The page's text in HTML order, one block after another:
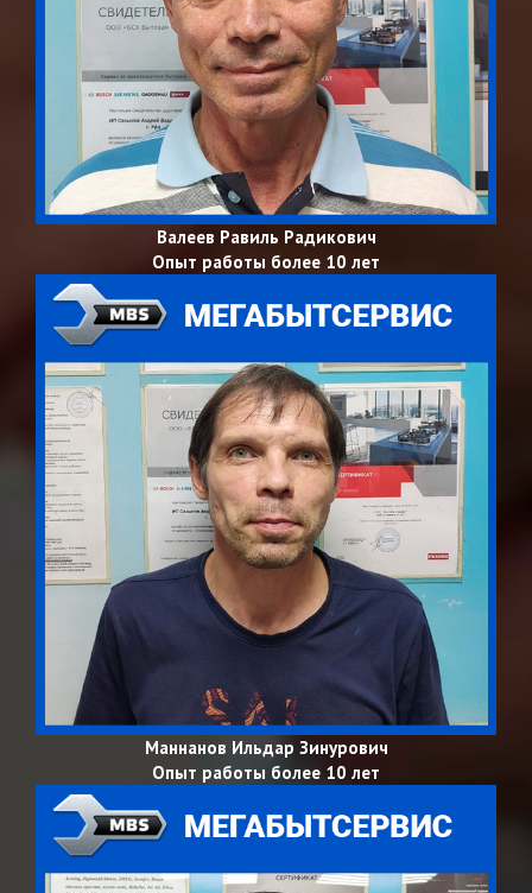
Валеев Равиль Радикович
Опыт работы более 10 лет
Маннанов Ильдар Зинурович
Опыт работы более 10 лет